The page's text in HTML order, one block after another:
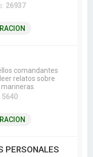
26937
comandantes
relatos sobre
5640
PERSONALES